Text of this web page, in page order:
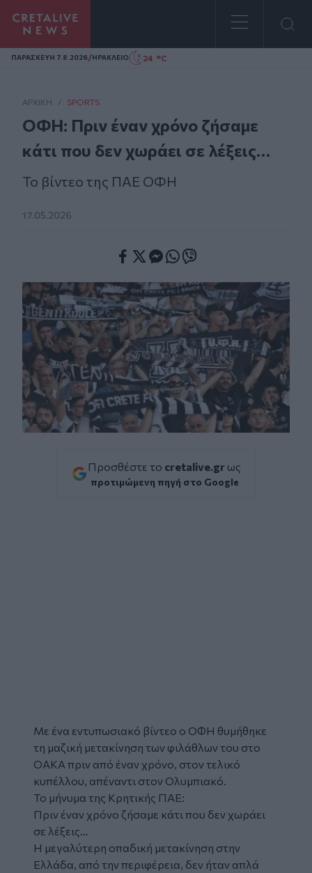
Homepage
ΠΑΡΑΣΚΕΥΗ 7.8.2026/ΗΡΑΚΛΕΙΟ 24 °C
ΑΡΧΙΚΗ / SPORTS
ΟΦΗ: Πριν έναν χρόνο ζήσαμε
κάτι που δεν χωράει σε λέξεις…
Το βίντεο της ΠΑΕ ΟΦΗ
17.05.2026
Προσθέστε το cretalive.gr ως
προτιμώμενη πηγή στο Google
Με ένα εντυπωσιακό βίντεο ο ΟΦΗ θυμήθηκε
τη μαζική μετακίνηση των φιλάθλων του στο
ΟΑΚΑ πριν από έναν χρόνο, στον τελικό
κυπέλλου, απέναντι στον Ολυμπιακό.
Το μήνυμα της Κρητικής ΠΑΕ:
Πριν έναν χρόνο ζήσαμε κάτι που δεν χωράει
σε λέξεις…
Η μεγαλύτερη οπαδική μετακίνηση στην
Ελλάδα, από την περιφέρεια, δεν ήταν απλά